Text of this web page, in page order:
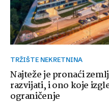
TRŽIŠTE NEKRETNINA
Najteže je pronaći
razvijati, i ono koje
ograničenje